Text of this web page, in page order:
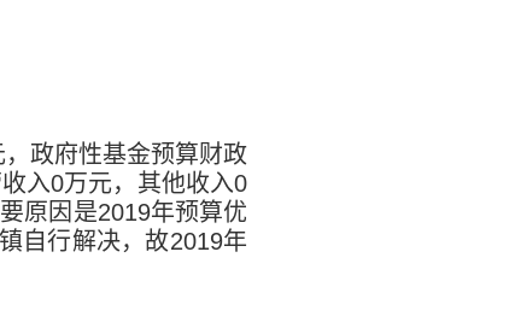
，政府性基金预算财政
入0万元，其他收入0
原因是2019年预算优
自行解决，故2019年